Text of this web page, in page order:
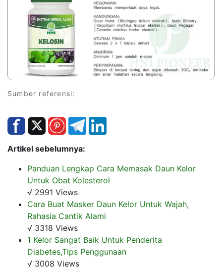
Sumber referensi:
Artikel sebelumnya:
Panduan Lengkap Cara Memasak Daun Kelor
Untuk Obat Kolesterol
√ 2991 Views
Cara Buat Masker Daun Kelor Untuk Wajah,
Rahasia Cantik Alami
√ 3318 Views
1 Kelor Sangat Baik Untuk Penderita
Diabetes,Tips Penggunaan
√ 3008 Views